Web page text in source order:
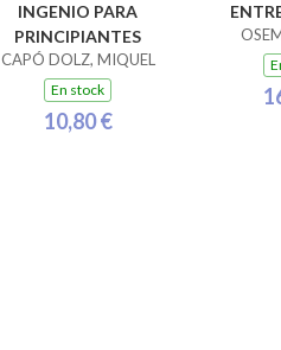
INGENIO PARA
PRINCIPIANTES
CAPÓ DOLZ, MIQUEL
En stock
10,80 €